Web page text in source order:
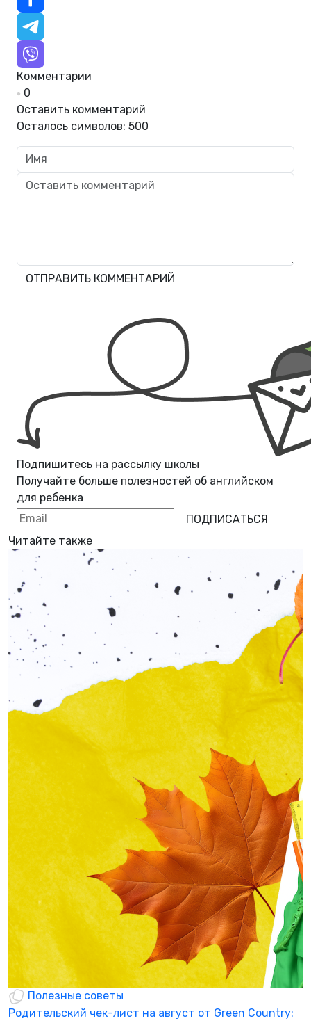
Комментарии
0
Оставить комментарий
Осталось символов: 500
ОТПРАВИТЬ КОММЕНТАРИЙ
Подпишитесь на рассылку школы
Получайте больше полезностей об английском
для ребенка
ПОДПИСАТЬСЯ
Читайте также
Полезные советы
Родительский чек-лист на август от Green Country: